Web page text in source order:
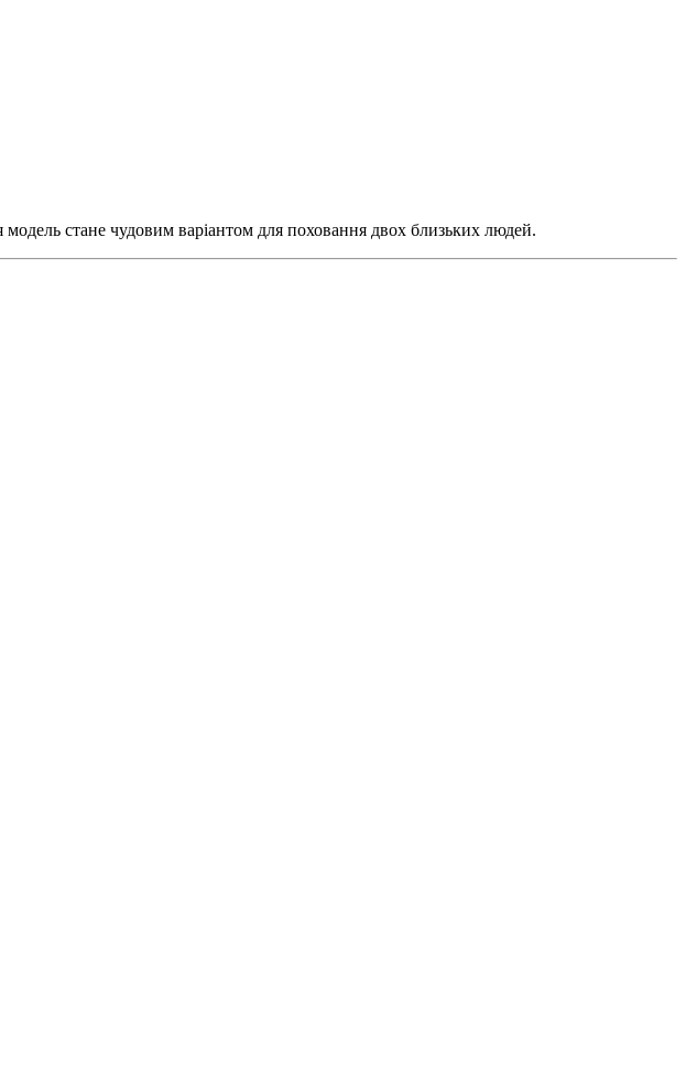
стане чудовим варіантом для поховання двох близьких людей.